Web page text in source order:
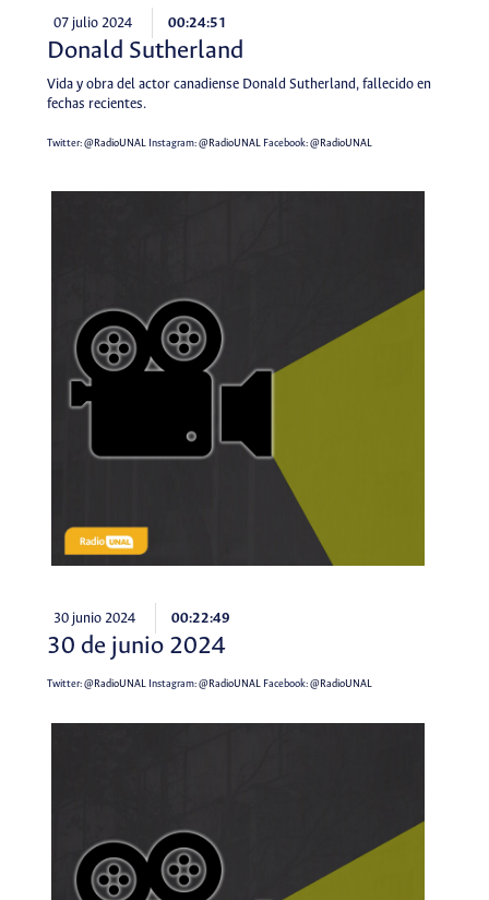
07 julio 2024 00:24:51
Donald Sutherland
Vida y obra del actor canadiense Donald Sutherland, fallecido en
fechas recientes.
Twitter:@RadioUNALInstagram:@RadioUNALFacebook:@RadioUNAL
30 junio 2024 00:22:49
30 de junio 2024
Twitter:@RadioUNALInstagram:@RadioUNALFacebook:@RadioUNAL